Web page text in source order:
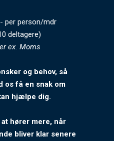
per person/mdr
deltagere)
ex. Moms
og behov, så
os få en snak om
hjælpe dig.
hører mere, når
bliver klar senere